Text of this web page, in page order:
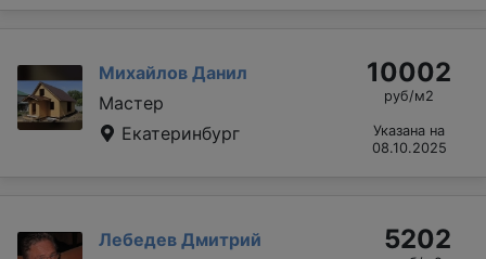
Михайлов Данил
Мастер
Екатеринбург
10002
руб/м2
Указана на
08.10.2025
Лебедев Дмитрий
5202